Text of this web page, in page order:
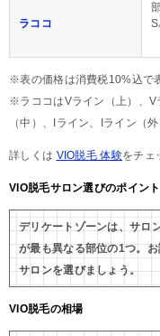
ラココ
※表の価格は消費税10%込で
※ラココはVライン（上）、V
（中）、Iライン、Iライン（
詳しくは VIO脱毛 体験をチェ
VIO脱毛サロン選びのポイント
デリケートゾーンは、サロ
が最も異なる部位の1つ。
サロンを選びましょう。
VIO脱毛の相場